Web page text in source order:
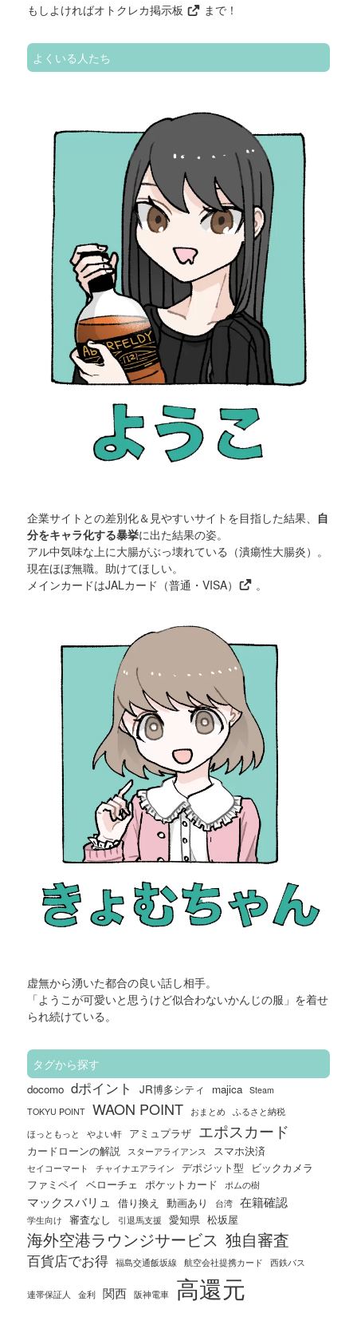
もしよければオトクレカ掲示板 まで！
よくいる人たち
企業サイトとの差別化＆見やすいサイトを目指した結果、 自
分をキャラ化する暴挙に出た結果の姿。
アル中気味な上に大腸がぶっ壊れている（潰瘍性大腸炎）。
現在ほぼ無職。助けてほしい。
メインカードはJALカード（普通・VISA） 。
虚無から湧いた都合の良い話し相手。
「ようこが可愛いと思うけど似合わないかんじの服」を着せ
られ続けている。
タグから探す
docomo dポイント JR博多シティ majica Steam
TOKYU POINT
WAON POINT おまとめ
ふるさと納税
ほっともっと
やよい軒 アミュプラザ エポスカード
カードローンの解説 スターアライアンス スマホ決済
セイコーマート チャイナエアライン デポジット型
ビックカメラ
ファミペイ ベローチェ ポケットカード ポムの樹
マックスバリュ 借り換え 動画あり 台湾 在籍確認
学生向け 審査なし 引退馬支援 愛知県 松坂屋
海外空港ラウンジサービス 独自審査
百貨店でお得 福島交通飯坂線 航空会社提携カード 西鉄バス
連帯保証人 金利 関西 阪神電車 高還元